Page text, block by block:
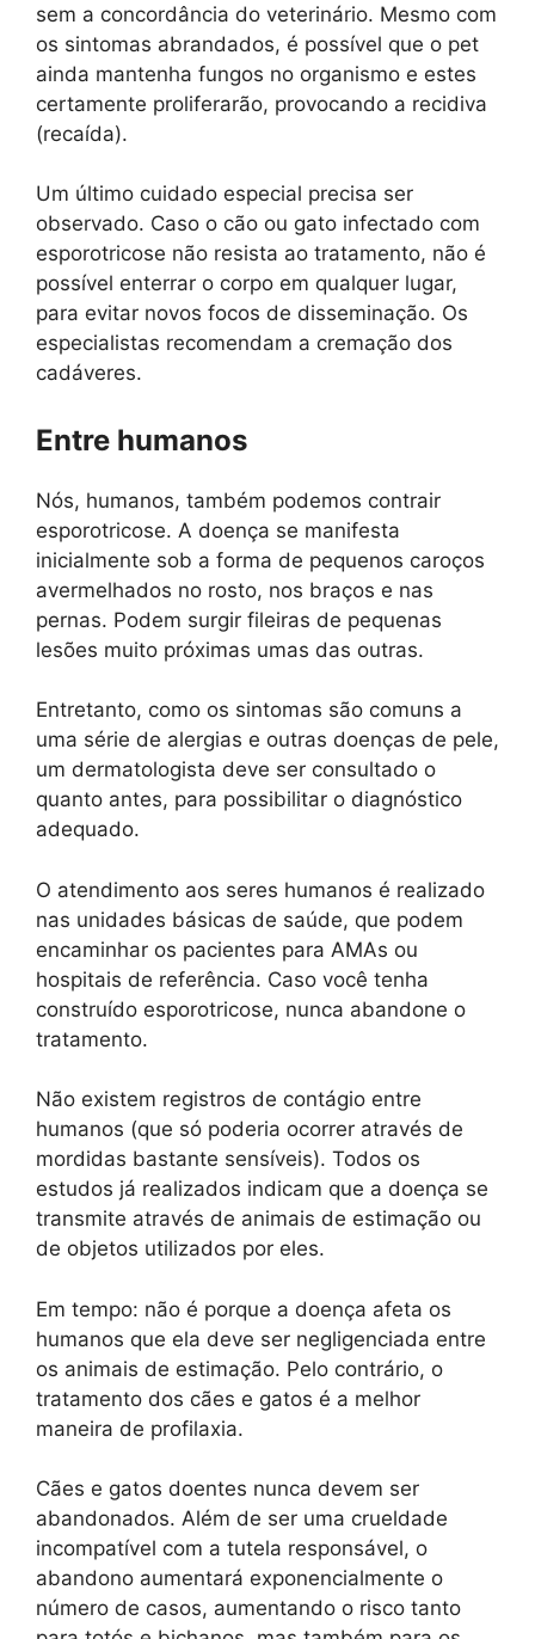
sem a concordância do veterinário. Mesmo com
os sintomas abrandados, é possível que o pet
ainda mantenha fungos no organismo e estes
certamente proliferarão, provocando a recidiva
(recaída).
Um último cuidado especial precisa ser
observado. Caso o cão ou gato infectado com
esporotricose não resista ao tratamento, não é
possível enterrar o corpo em qualquer lugar,
para evitar novos focos de disseminação. Os
especialistas recomendam a cremação dos
cadáveres.
Entre humanos
Nós, humanos, também podemos contrair
esporotricose. A doença se manifesta
inicialmente sob a forma de pequenos caroços
avermelhados no rosto, nos braços e nas
pernas. Podem surgir fileiras de pequenas
lesões muito próximas umas das outras.
Entretanto, como os sintomas são comuns a
uma série de alergias e outras doenças de pele,
um dermatologista deve ser consultado o
quanto antes, para possibilitar o diagnóstico
adequado.
O atendimento aos seres humanos é realizado
nas unidades básicas de saúde, que podem
encaminhar os pacientes para AMAs ou
hospitais de referência. Caso você tenha
construído esporotricose, nunca abandone o
tratamento.
Não existem registros de contágio entre
humanos (que só poderia ocorrer através de
mordidas bastante sensíveis). Todos os
estudos já realizados indicam que a doença se
transmite através de animais de estimação ou
de objetos utilizados por eles.
Em tempo: não é porque a doença afeta os
humanos que ela deve ser negligenciada entre
os animais de estimação. Pelo contrário, o
tratamento dos cães e gatos é a melhor
maneira de profilaxia.
Cães e gatos doentes nunca devem ser
abandonados. Além de ser uma crueldade
incompatível com a tutela responsável, o
abandono aumentará exponencialmente o
número de casos, aumentando o risco tanto